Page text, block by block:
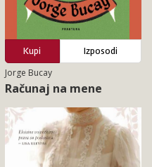
Kupi
Izposodi
Jorge Bucay
Računaj na mene